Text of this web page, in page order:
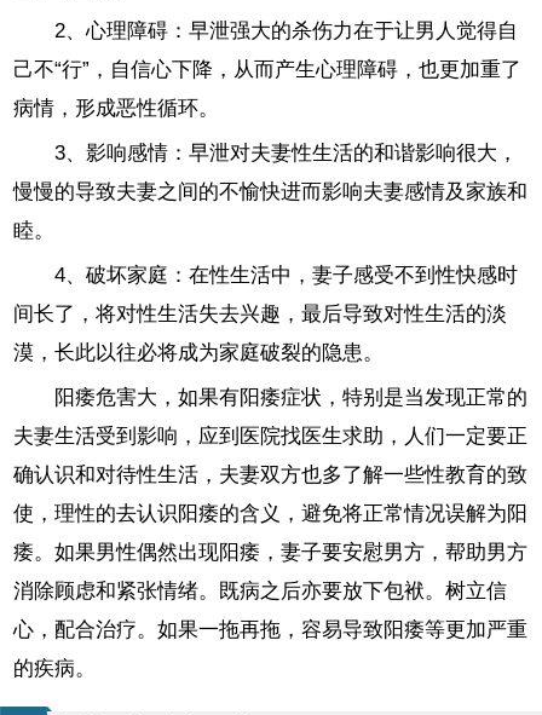
2、心理障碍：早泄强大的杀伤力在于让男人觉得自
己不“行”，自信心下降，从而产生心理障碍，也更加重了
病情，形成恶性循环。
3、影响感情：早泄对夫妻性生活的和谐影响很大，
慢慢的导致夫妻之间的不愉快进而影响夫妻感情及家族和
睦。
4、破坏家庭：在性生活中，妻子感受不到性快感时
间长了，将对性生活失去兴趣，最后导致对性生活的淡
漠，长此以往必将成为家庭破裂的隐患。
阳痿危害大，如果有阳痿症状，特别是当发现正常的
夫妻生活受到影响，应到医院找医生求助，人们一定要正
确认识和对待性生活，夫妻双方也多了解一些性教育的致
使，理性的去认识阳痿的含义，避免将正常情况误解为阳
痿。如果男性偶然出现阳痿，妻子要安慰男方，帮助男方
消除顾虑和紧张情绪。既病之后亦要放下包袱。树立信
心，配合治疗。如果一拖再拖，容易导致阳痿等更加严重
的疾病。